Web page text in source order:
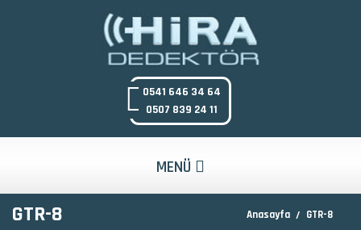
0541 646 34 64
0507 839 24 11
MENÜ
GTR-8 Anasayfa GTR-8